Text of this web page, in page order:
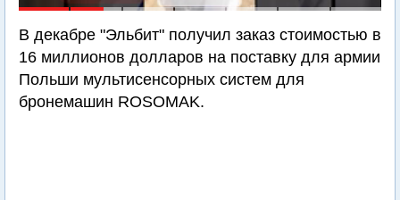
В декабре "Эльбит" получил заказ стоимостью в
16 миллионов долларов на поставку для армии
Польши мультисенсорных систем для
бронемашин ROSOMAK.